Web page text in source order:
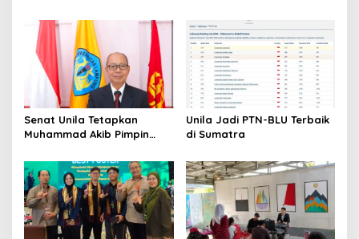
Sehat
Senat Unila Tetapkan
Muhammad Akib Pimpin
2027–2031
Unila Jadi PTN-BLU Terbaik
di Sumatra